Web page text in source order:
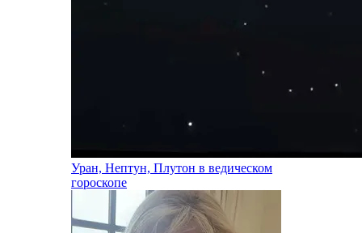
Уран, Нептун, Плутон в ведическом
гороскопе